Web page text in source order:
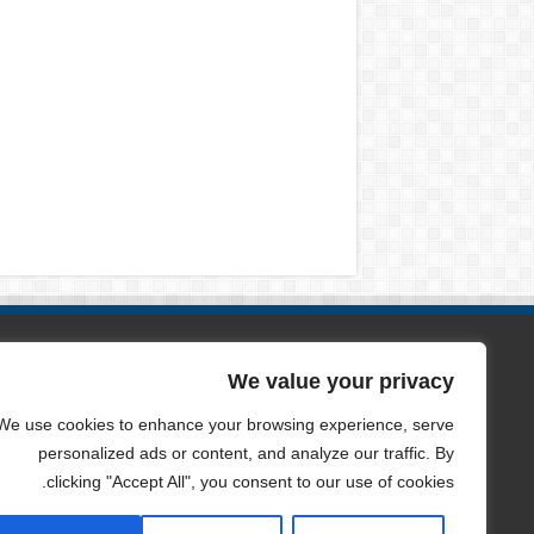
We value your privacy
use cookies to enhance your browsing experience, serve
personalized ads or content, and analyze our traffic. By
clicking "Accept All", you consent to our use of cookies.
الصفحات
من نحن
سياسة الخصوصية
اتصل بنا